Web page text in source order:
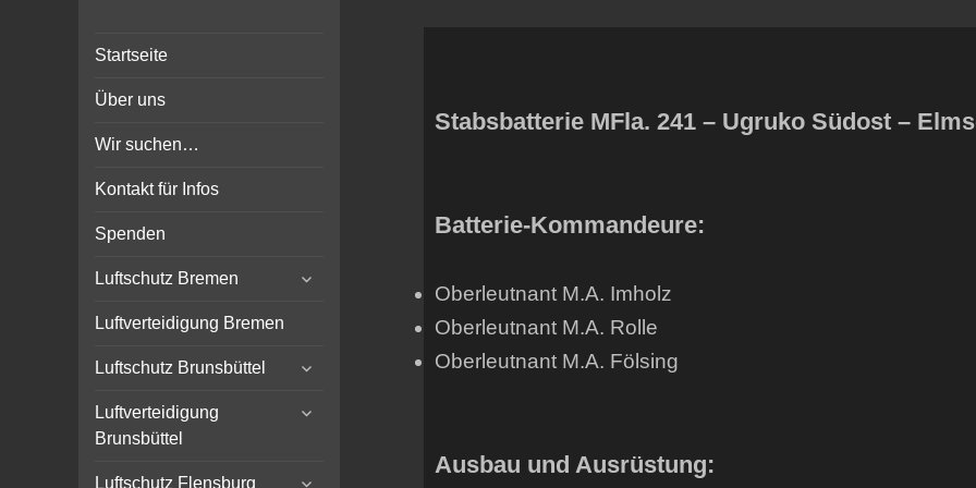
Bunker-Kiel.com
Wilhelmshaven Flensburg
Rendsburg Luftschutz Stollen
Startseite
Über uns
Wir suchen…
Kontakt für Infos
Spenden
Luftschutz Bremen
expand
Luftverteidigung Bremen
Luftschutz Brunsbüttel
expand
menu
Luftverteidigung
Brunsbüttel
expand
Luftschutz Flensburg
expand
Stabsbatterie MFla. 241 – Ugruko Südost –
Batterie-Kommandeure:
Oberleutnant M.A. Imholz
Oberleutnant M.A. Rolle
Oberleutnant M.A. Fölsing
Ausbau und Ausrüstung: